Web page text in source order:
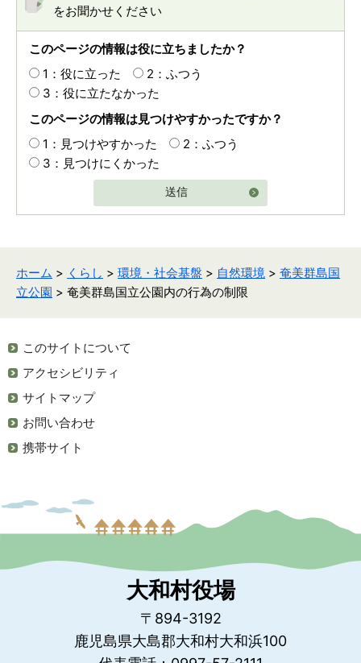
をお聞かせください
このページの情報は役に立ちましたか？
1：役に立った
2：ふつう
3：役に立たなかった
このページの情報は見つけやすかったですか？
1：見つけやすかった
2：ふつう
3：見つけにくかった
送信
ホーム > くらし > 環境・社会基盤 > 自然環境 > 奄美群島国
立公園 > 奄美群島国立公園内の行為の制限
このサイトについて
アクセシビリティ
サイトマップ
お問い合わせ
携帯サイト
大和村役場
〒894-3192
鹿児島県大島郡大和村大和浜100